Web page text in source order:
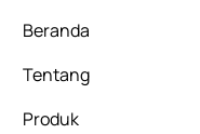
Beranda
Tentang
Produk